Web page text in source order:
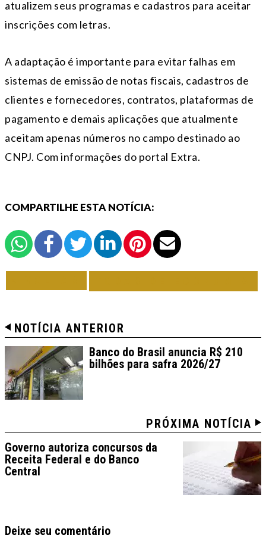
atualizem seus programas e cadastros para aceitar
inscrições com letras.
A adaptação é importante para evitar falhas em
sistemas de emissão de notas fiscais, cadastros de
clientes e fornecedores, contratos, plataformas de
pagamento e demais aplicações que atualmente
aceitam apenas números no campo destinado ao
CNPJ. Com informações do portal Extra.
COMPARTILHE ESTA NOTÍCIA:
NOTÍCIA ANTERIOR
Banco do Brasil anuncia R$ 210
bilhões para safra 2026/27
PRÓXIMA NOTÍCIA
Governo autoriza concursos da
Receita Federal e do Banco
Central
Deixe seu comentário